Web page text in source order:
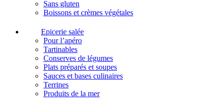
Sans gluten
Boissons et crèmes végétales
Epicerie salée
Pour l’apéro
Tartinables
Conserves de légumes
Plats préparés et soupes
Sauces et bases culinaires
Terrines
Produits de la mer